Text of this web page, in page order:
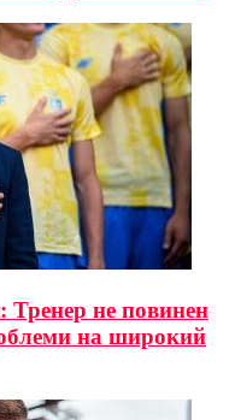
Тренер не повинен
на широкий